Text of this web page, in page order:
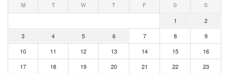
M T W T F S S
1
2
3
4 5 6 7 8
9
10
11 12 13 14 15
16
17
18 19 20 21 22
23